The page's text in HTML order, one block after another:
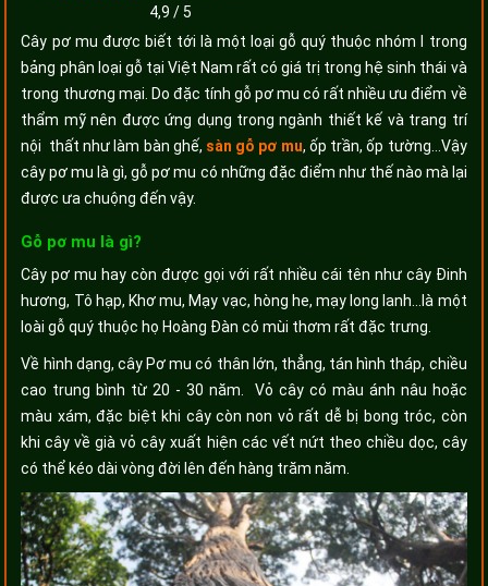
4,9 / 5
Cây pơ mu được biết tới là một loại gỗ quý thuộc nhóm I trong
bảng phân loại gỗ tại Việt Nam rất có giá trị trong hệ sinh thái và
trong thương mại. Do đặc tính gỗ pơ mu có rất nhiều ưu điểm về
thẩm mỹ nên được ứng dụng trong ngành thiết kế và trang trí
nội thất như làm bàn ghế, sàn gỗ pơ mu, ốp trần, ốp tường…Vậy
cây pơ mu là gì, gỗ pơ mu có những đặc điểm như thế nào mà lại
được ưa chuộng đến vậy.
Gỗ pơ mu là gì?
Cây pơ mu hay còn được gọi với rất nhiều cái tên như cây Đinh
hương, Tô hạp, Khơ mu, Mạy vạc, hòng he, mạy long lanh…là một
loài gỗ quý thuộc họ Hoàng Đàn có mùi thơm rất đặc trưng.
Về hình dạng, cây Pơ mu có thân lớn, thẳng, tán hình tháp, chiều
cao trung bình từ 20 - 30 năm. Vỏ cây có màu ánh nâu hoặc
màu xám, đặc biệt khi cây còn non vỏ rất dễ bị bong tróc, còn
khi cây về già vỏ cây xuất hiện các vết nứt theo chiều dọc, cây
có thể kéo dài vòng đời lên đến hàng trăm năm.